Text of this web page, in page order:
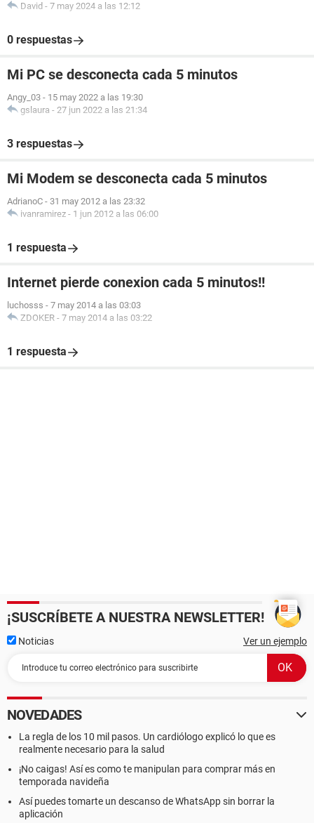
David - 7 may 2024 a las 12:12
0 respuestas
Mi PC se desconecta cada 5 minutos
Angy_03 - 15 may 2022 a las 19:30
gslaura - 27 jun 2022 a las 21:34
3 respuestas
Mi Modem se desconecta cada 5 minutos
AdrianoC - 31 may 2012 a las 23:32
ivanramirez - 1 jun 2012 a las 06:00
1 respuesta
Internet pierde conexion cada 5 minutos!!
luchosss - 7 may 2014 a las 03:03
ZDOKER - 7 may 2014 a las 03:22
1 respuesta
¡SUSCRÍBETE A NUESTRA NEWSLETTER!
Noticias Ver un ejemplo
NOVEDADES
La regla de los 10 mil pasos. Un cardiólogo explicó lo que es
realmente necesario para la salud
¡No caigas! Así es como te manipulan para comprar más en
temporada navideña
Así puedes tomarte un descanso de WhatsApp sin borrar la
aplicación